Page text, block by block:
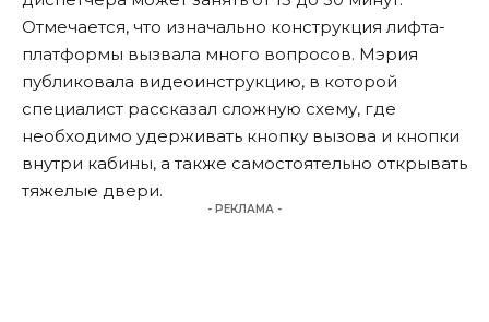
Отмечается, что изначально конструкция лифта-
платформы вызвала много вопросов. Мэрия
публиковала видеоинструкцию, в которой
специалист рассказал сложную схему, где
необходимо удерживать кнопку вызова и кнопки
внутри кабины, а также самостоятельно открывать
тяжелые двери.
- РЕКЛАМА -